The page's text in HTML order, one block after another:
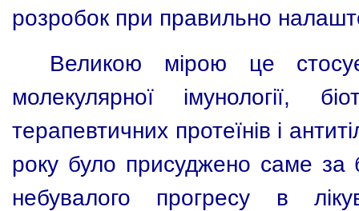
розробок при правильно
Великою мірою це
молекулярної імунології,
терапевтичних протеїнів і
року було присуджено саме за
небувалого прогресу в